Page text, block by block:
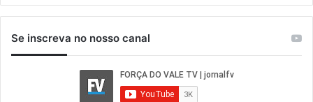
Se inscreva no nosso canal